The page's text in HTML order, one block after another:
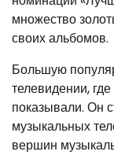
множество
своих альбомов.
Большую
телевидении,
показывали. Он
музыкальных
вершин